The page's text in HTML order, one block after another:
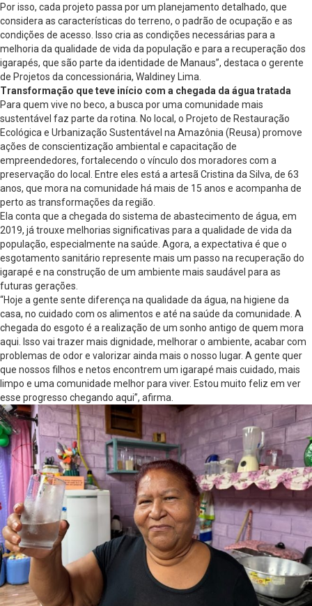
Por isso, cada projeto passa por um planejamento detalhado, que
considera as características do terreno, o padrão de ocupação e as
condições de acesso. Isso cria as condições necessárias para a
melhoria da qualidade de vida da população e para a recuperação dos
igarapés, que são parte da identidade de Manaus”, destaca o gerente
de Projetos da concessionária, Waldiney Lima.
Transformação que teve início com a chegada da água tratada
Para quem vive no beco, a busca por uma comunidade mais
sustentável faz parte da rotina. No local, o Projeto de Restauração
Ecológica e Urbanização Sustentável na Amazônia (Reusa) promove
ações de conscientização ambiental e capacitação de
empreendedores, fortalecendo o vínculo dos moradores com a
preservação do local. Entre eles está a artesã Cristina da Silva, de 63
anos, que mora na comunidade há mais de 15 anos e acompanha de
perto as transformações da região.
Ela conta que a chegada do sistema de abastecimento de água, em
2019, já trouxe melhorias significativas para a qualidade de vida da
população, especialmente na saúde. Agora, a expectativa é que o
esgotamento sanitário represente mais um passo na recuperação do
igarapé e na construção de um ambiente mais saudável para as
futuras gerações.
“Hoje a gente sente diferença na qualidade da água, na higiene da
casa, no cuidado com os alimentos e até na saúde da comunidade. A
chegada do esgoto é a realização de um sonho antigo de quem mora
aqui. Isso vai trazer mais dignidade, melhorar o ambiente, acabar com
problemas de odor e valorizar ainda mais o nosso lugar. A gente quer
que nossos filhos e netos encontrem um igarapé mais cuidado, mais
limpo e uma comunidade melhor para viver. Estou muito feliz em ver
esse progresso chegando aqui”, afirma.